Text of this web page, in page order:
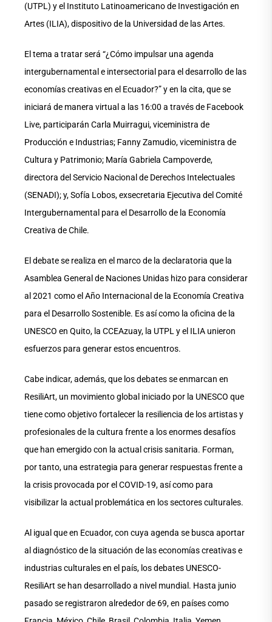
(UTPL) y el Instituto Latinoamericano de Investigación en
Artes (ILIA), dispositivo de la Universidad de las Artes.
El tema a tratar será “¿Cómo impulsar una agenda
intergubernamental e intersectorial para el desarrollo de las
economías creativas en el Ecuador?” y en la cita, que se
iniciará de manera virtual a las 16:00 a través de Facebook
Live, participarán Carla Muirragui, viceministra de
Producción e Industrias; Fanny Zamudio, viceministra de
Cultura y Patrimonio; María Gabriela Campoverde,
directora del Servicio Nacional de Derechos Intelectuales
(SENADI); y, Sofía Lobos, exsecretaria Ejecutiva del Comité
Intergubernamental para el Desarrollo de la Economía
Creativa de Chile.
El debate se realiza en el marco de la declaratoria que la
Asamblea General de Naciones Unidas hizo para considerar
al 2021 como el Año Internacional de la Economía Creativa
para el Desarrollo Sostenible. Es así como la oficina de la
UNESCO en Quito, la CCEAzuay, la UTPL y el ILIA unieron
esfuerzos para generar estos encuentros.
Cabe indicar, además, que los debates se enmarcan en
ResiliArt, un movimiento global iniciado por la UNESCO que
tiene como objetivo fortalecer la resiliencia de los artistas y
profesionales de la cultura frente a los enormes desafíos
que han emergido con la actual crisis sanitaria. Forman,
por tanto, una estrategia para generar respuestas frente a
la crisis provocada por el COVID-19, así como para
visibilizar la actual problemática en los sectores culturales.
Al igual que en Ecuador, con cuya agenda se busca aportar
al diagnóstico de la situación de las economías creativas e
industrias culturales en el país, los debates UNESCO-
ResiliArt se han desarrollado a nivel mundial. Hasta junio
pasado se registraron alrededor de 69, en países como